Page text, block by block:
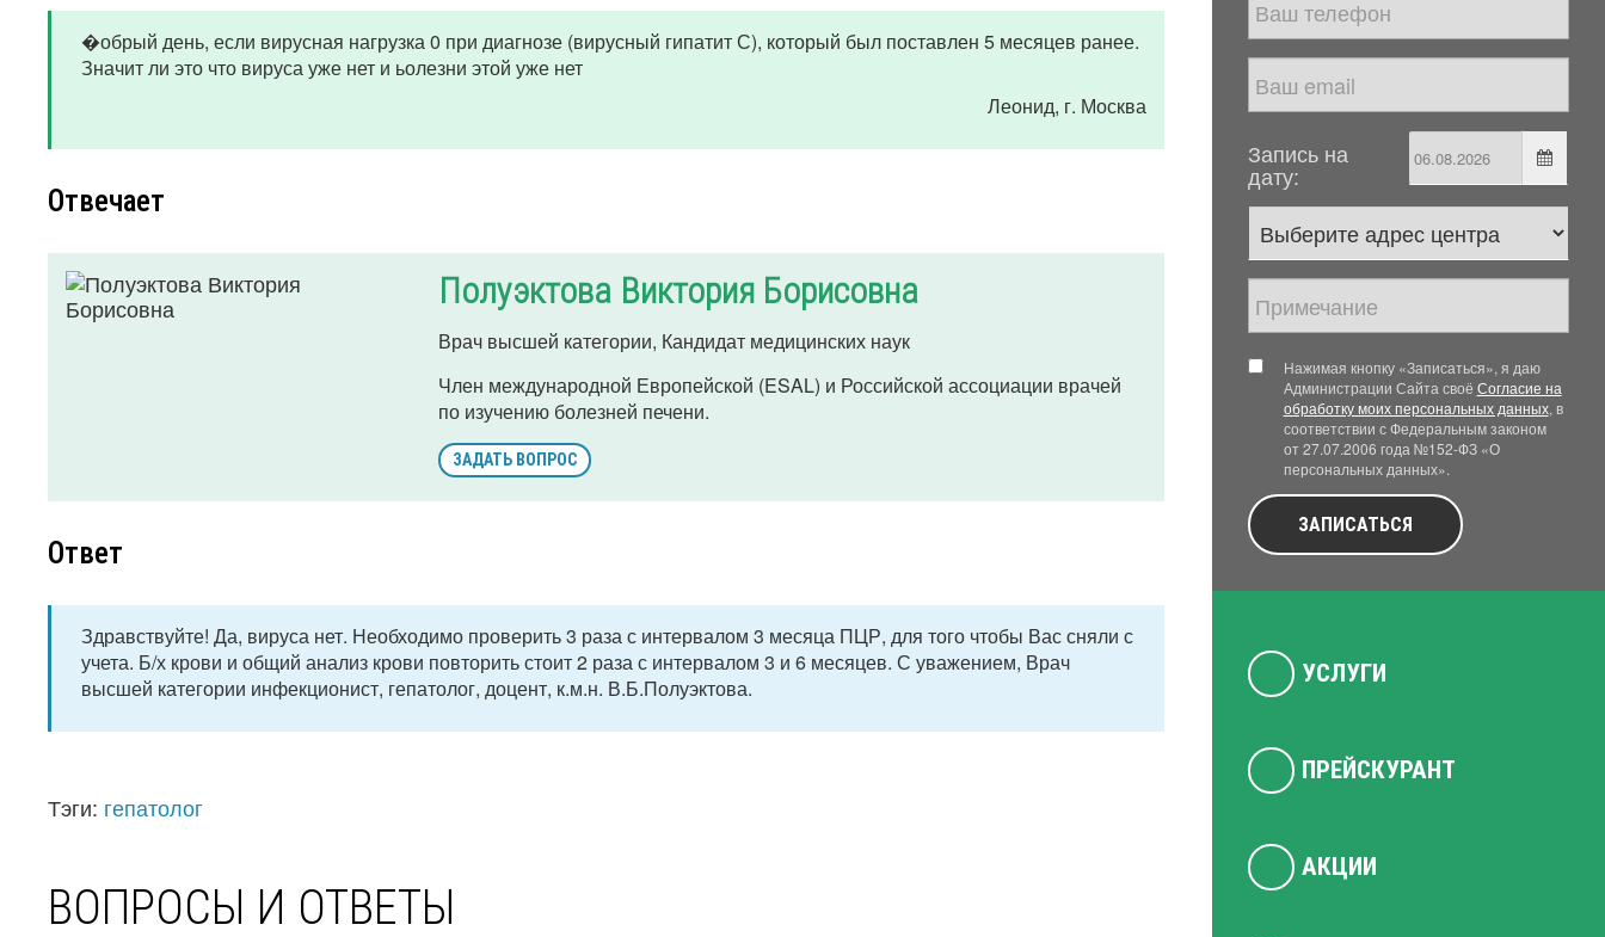
�обрый день, если вирусная нагрузка 0 при диагнозе (вирусный гипатит С), который был поставлен 5 месяцев ранее.
Значит ли это что вируса уже нет и ьолезни этой уже нет
Леонид, г. Москва
Отвечает
Полуэктова Виктория Борисовна
Врач высшей категории, Кандидат медицинских наук
Член международной Европейской (ESAL) и Российской ассоциации врачей
по изучению болезней печени.
ЗАДАТЬ ВОПРОС
Ответ
Здравствуйте! Да, вируса нет. Необходимо проверить 3 раза с интервалом 3 месяца ПЦР, для того чтобы Вас сняли с
учета. Б/х крови и общий анализ крови повторить стоит 2 раза с интервалом 3 и 6 месяцев. С уважением, Врач
высшей категории инфекционист, гепатолог, доцент, к.м.н. В.Б.Полуэктова.
Тэги: гепатолог
ВОПРОСЫ И ОТВЕТЫ
Запись на
дату:
Нажимая кнопку «Записаться», я даю
Администрации Сайта своё Согласие на
обработку моих персональных данных, в
соответствии с Федеральным законом
от 27.07.2006 года №152-ФЗ «О
персональных данных».
ЗАПИСАТЬСЯ
УСЛУГИ
ПРЕЙСКУРАНТ
АКЦИИ